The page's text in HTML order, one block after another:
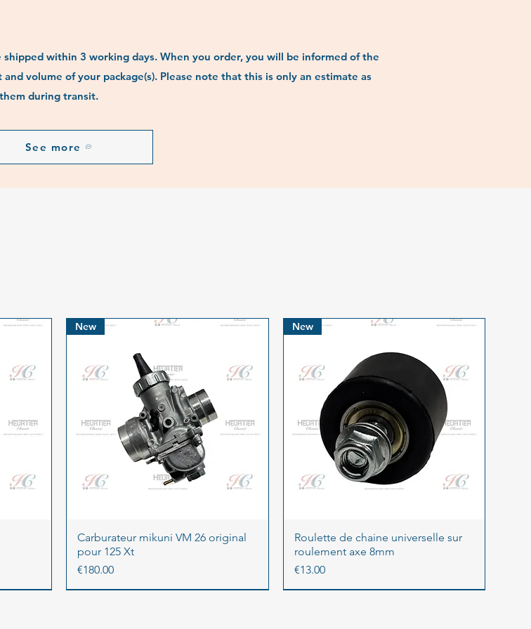
within 3 working days. When you order, you will be informed of the
volume of your package(s). Please note that this is only an estimate as
during transit.
See more
New
Carburateur mikuni VM 26 original
pour 125 Xt
Price
€180.00
New
Roulette de chaine universelle sur
roulement axe 8mm
Price
€13.00